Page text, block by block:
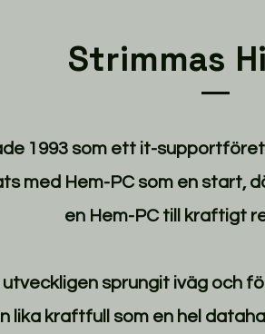
Strimmas
1993 som ett it-
med Hem-PC som en start,
en Hem-PC till kraftigt
sprungit iväg och
lika kraftfull som en hel